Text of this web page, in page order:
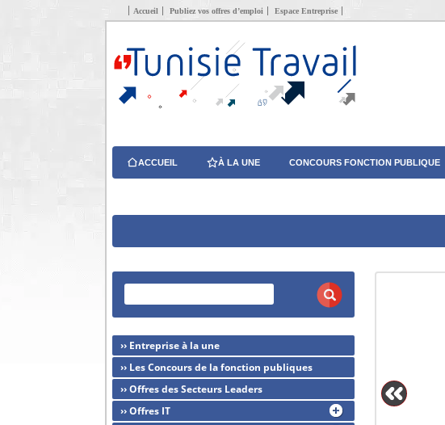
Accueil Publiez vos offres d’emploi Espace Entreprise
ACCUEIL À LA UNE CONCOURS FONCTION PUBLIQUE
›› Entreprise à la une
›› Les Concours de la fonction publiques
›› Offres des Secteurs Leaders
›› Offres IT